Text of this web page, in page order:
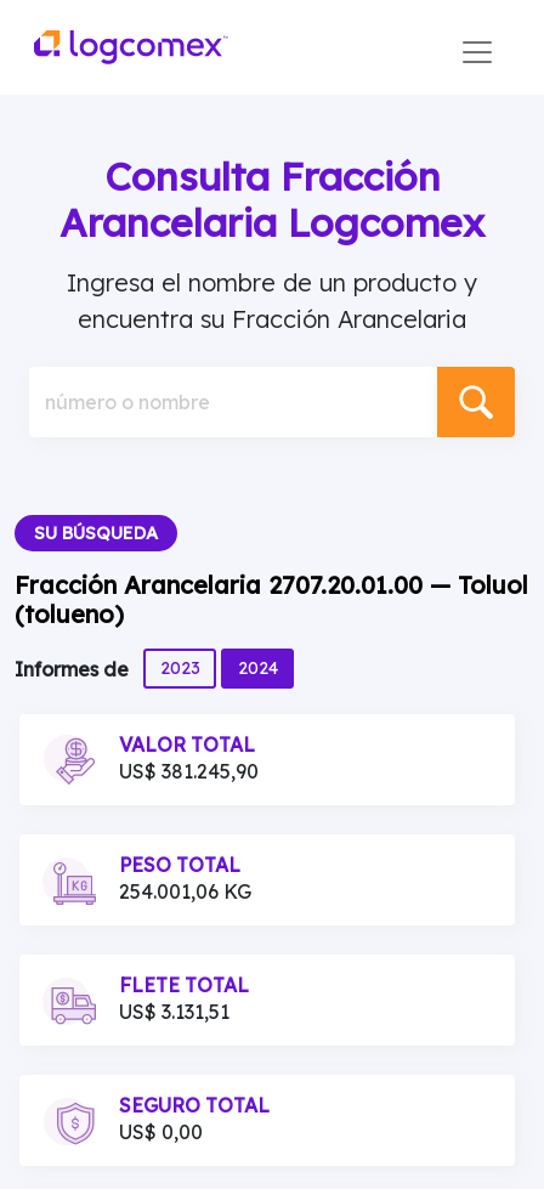
Consulta Fracción
Arancelaria Logcomex
Ingresa el nombre de un producto y
encuentra su Fracción Arancelaria
número o nombre
SU BÚSQUEDA
Fracción Arancelaria 2707.20.01.00 — Toluol
(tolueno)
Informes de 2023 2024
VALOR TOTAL
US$ 381.245,90
PESO TOTAL
254.001,06 KG
FLETE TOTAL
US$ 3.131,51
SEGURO TOTAL
US$ 0,00